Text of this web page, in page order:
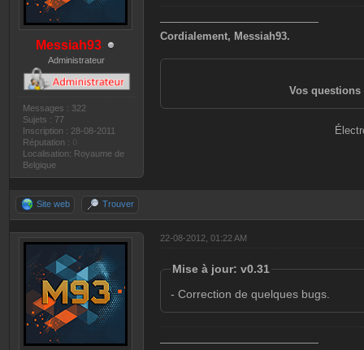
Messiah93
Administrateur
Messages : 322
Sujets : 77
Inscription : 28-08-2011
Réputation :
Localisation: Royaume de
Belgique
———————————————
Cordialement, Messiah93.
Vos questions
Site web Trouver
22-08-2012, 01:22 AM
Mise à jour: v0.31
- Correction de quelques bugs.
———————————————